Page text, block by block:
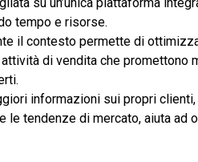
tempo e risorse.
il contesto permette di
di vendita che promettono
informazioni sui propri
le tendenze di mercato, aiuta